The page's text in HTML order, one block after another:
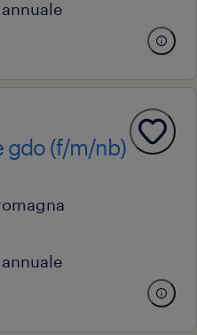
gdo (f/m/nb)